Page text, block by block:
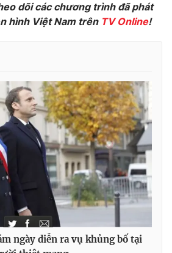
hình Việt Nam
VTV
in và báo điện tử số 483/GP-BTTTT
Thủy
Thị Mỹ Hạnh, Phạm Quốc Thắng,
931 - 024.38 355 932
dõi các chương trình đã phát
hình Việt Nam trên TV Online!
ngày diễn ra vụ khủng bố tại